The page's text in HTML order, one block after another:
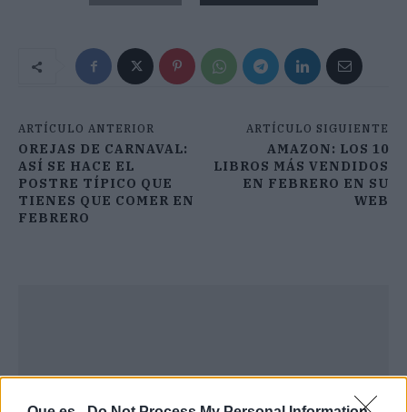
ARTÍCULO ANTERIOR
OREJAS DE CARNAVAL:
ASÍ SE HACE EL
POSTRE TÍPICO QUE
TIENES QUE COMER EN
FEBRERO
ARTÍCULO SIGUIENTE
AMAZON: LOS 10
LIBROS MÁS VENDIDOS
EN FEBRERO EN SU
WEB